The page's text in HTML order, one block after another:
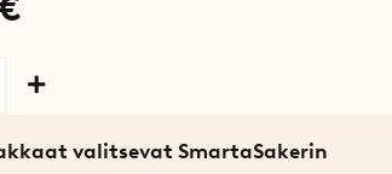
valitsevat SmartaSakerin